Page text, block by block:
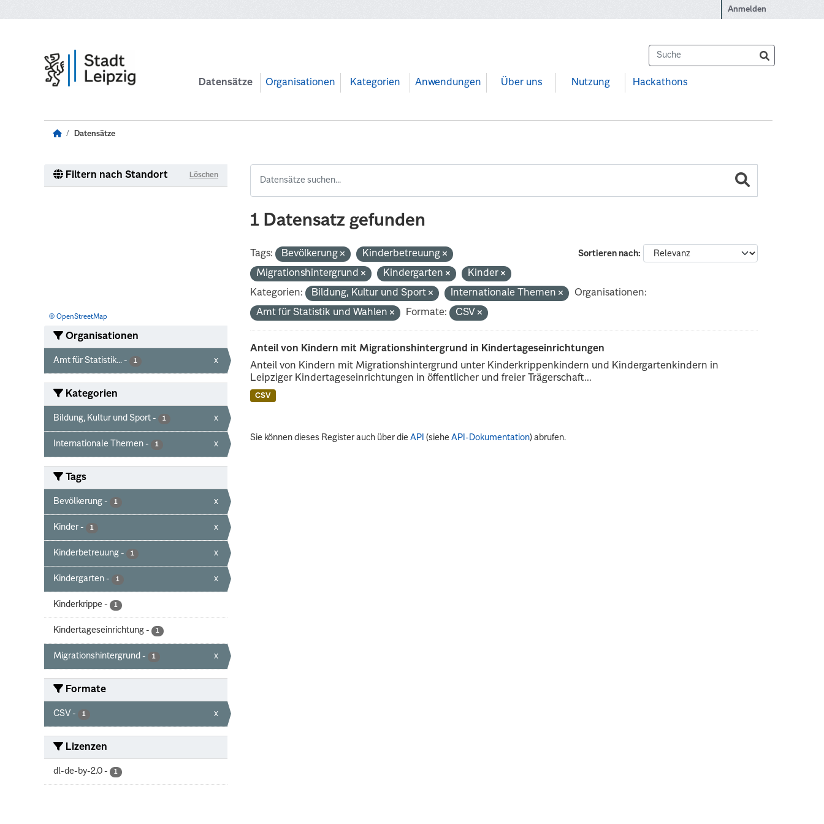
Anmelden
Datensätze Organisationen Kategorien Anwendungen Über uns Nutzung Hackathons
Datensätze
Filtern nach Standort Löschen
© OpenStreetMap
Organisationen
Amt für Statistik... - 1 x
Kategorien
Bildung, Kultur und Sport - 1 x
Internationale Themen - 1 x
Tags
Bevölkerung - 1 x
Kinder - 1 x
Kinderbetreuung - 1 x
Kindergarten - 1 x
Kinderkrippe - 1
Kindertageseinrichtung - 1
Migrationshintergrund - 1 x
Formate
CSV - 1 x
Lizenzen
dl-de-by-2.0 - 1
1 Datensatz gefunden
Sortieren nach
Tags: Bevölkerung
Kinderbetreuung
Migrationshintergrund
Kindergarten
Kinder
Kategorien:
Bildung, Kultur und Sport Internationale Themen
Organisationen:
Amt für Statistik und Wahlen
Formate: CSV
Anteil von Kindern mit Migrationshintergrund in Kindertageseinrichtungen
Anteil von Kindern mit Migrationshintergrund unter Kinderkrippenkindern und Kindergartenkindern in
Leipziger Kindertageseinrichtungen in öffentlicher und freier Trägerschaft...
CSV
Sie können dieses Register auch über dieAPI (sieheAPI-Dokumentation) abrufen.